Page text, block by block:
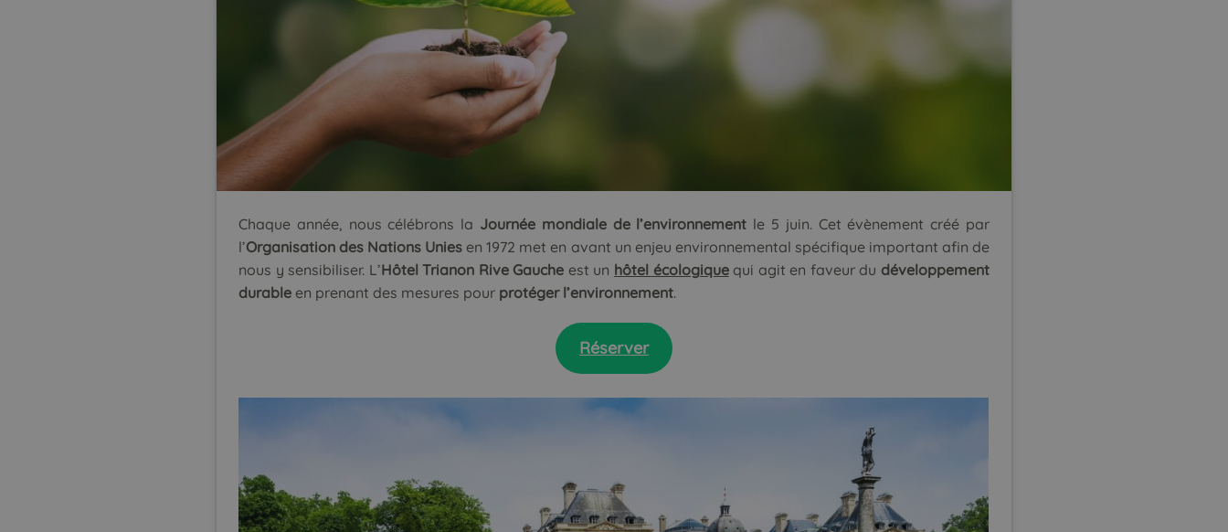
Chaque année, nous célébrons la Journée mondiale de l’environnement le 5 juin. Cet évènement créé par
l’Organisation des Nations Unies en 1972 met en avant un enjeu environnemental spécifique important afin de
nous y sensibiliser. L’Hôtel Trianon Rive Gauche est un hôtel écologiquequi agit en faveur du développement
durable en prenant des mesures pour protéger l’environnement.
Réserver